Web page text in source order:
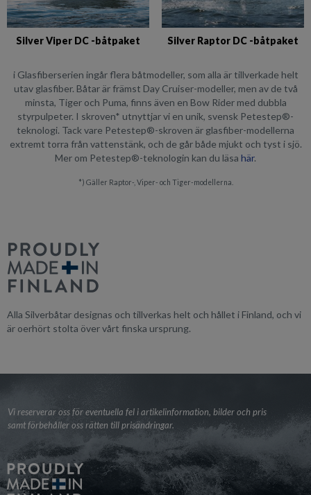
Silver Viper DC -båtpaket Silver Raptor DC -båtpaket
i Glasfiberserien ingår flera båtmodeller, som alla är tillverkade helt
utav glasfiber. Båtar är främst Day Cruiser-modeller, men av de två
minsta, Tiger och Puma, finns även en Bow Rider med dubbla
styrpulpeter. I skroven* utnyttjar vi en unik, svensk Petestep®-
teknologi. Tack vare Petestep®-skroven är glasfiber-modellerna
extremt torra från vattenstänk, och de går både mjukt och tyst i sjö.
Mer om Petestep®-teknologin kan du läsa här.
*) Gäller Raptor-, Viper- och Tiger-modellerna.
Alla Silverbåtar designas och tillverkas helt och hållet i Finland, och vi
är oerhört stolta över vårt finska ursprung.
Vi reserverar oss för eventuella fel i artikelinformation, bilder och pris
samt förbehåller oss rätten till prisändringar.